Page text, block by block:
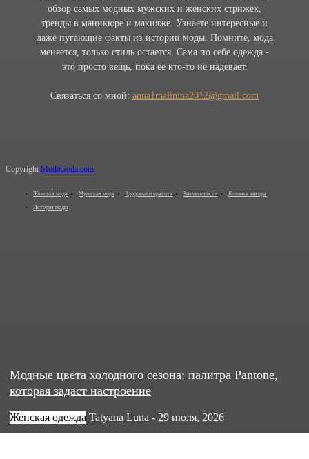
Модные цвета холодного сезона: палитра Pantone,
которая задаст настроение
Женская одежда Tatyana Luna - 29 июля, 2026
обзор самых модных мужских и женских стрижек,
тренды в маникюре и макияже. Узнаете интересные и
даже пугающие факты из истории моды. Помните, мода
меняется, только стиль остается. Сама по себе одежда -
это просто вещь, пока ее кто-то не надевает.
Связаться со мной: anna1malinina2012@gmail.com
Copyright ModaGoda.com
Женская мода Мужская мода Здоровье и красота Знаменитости Колонка автора
История моды